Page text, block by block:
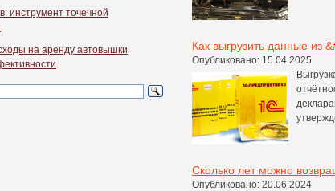
инструмент точечной
на аренду автовышки
Как выгрузить данные из
Опубликовано: 15.04.2025
Сколько лет можно
Опубликовано: 20.06.2024